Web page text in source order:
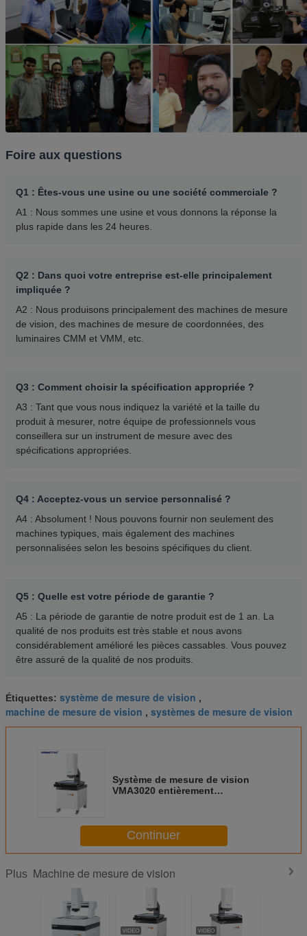
Foire aux questions
Q1 : Êtes-vous une usine ou une société commerciale ?
A1 : Nous sommes une usine et vous donnons la réponse la
plus rapide dans les 24 heures.
Q2 : Dans quoi votre entreprise est-elle principalement
impliquée ?
A2 : Nous produisons principalement des machines de mesure
de vision, des machines de mesure de coordonnées, des
luminaires CMM et VMM, etc.
Q3 : Comment choisir la spécification appropriée ?
A3 : Tant que vous nous indiquez la variété et la taille du
produit à mesurer, notre équipe de professionnels vous
conseillera sur un instrument de mesure avec des
spécifications appropriées.
Q4 : Acceptez-vous un service personnalisé ?
A4 : Absolument ! Nous pouvons fournir non seulement des
machines typiques, mais également des machines
personnalisées selon les besoins spécifiques du client.
Q5 : Quelle est votre période de garantie ?
A5 : La période de garantie de notre produit est de 1 an. La
qualité de nos produits est très stable et nous avons
considérablement amélioré les pièces cassables. Vous pouvez
être assuré de la qualité de nos produits.
Étiquettes: système de mesure de vision ,
machine de mesure de vision , systèmes de mesure de vision
Système de mesure de vision
VMA3020 entièrement
Continuer
Plus Machine de mesure de vision